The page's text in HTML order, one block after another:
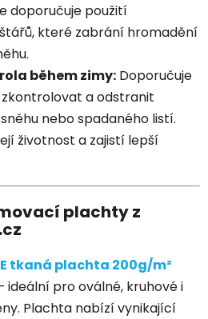
doporučuje použití
které zabrání hromadění
během zimy: Doporučuje
a odstranit
nebo spadaného listí.
životnost a zajistí lepší
plachty z
tkaná plachta 200g/m²
ideální pro oválné, kruhové i
Plachta nabízí vynikající